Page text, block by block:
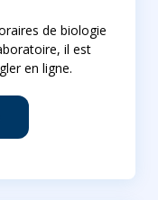
de biologie
il est
en ligne.